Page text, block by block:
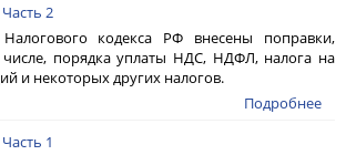
2
кодекса РФ внесены поправки,
порядка уплаты НДС, НДФЛ, налога на
и некоторых других налогов.
Подробнее
1